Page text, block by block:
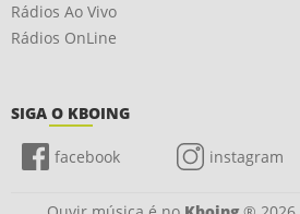
Rádios Ao Vivo
Rádios OnLine
SIGA O KBOING
facebook instagram